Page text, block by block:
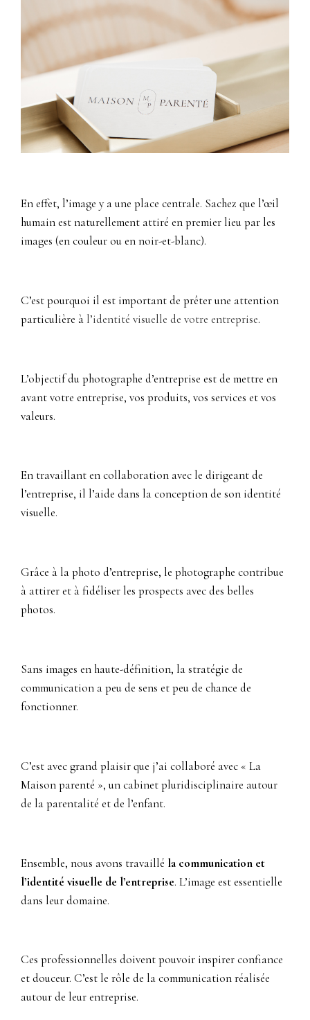
En effet, l’image y a une place centrale. Sachez que l’œil
humain est naturellement attiré en premier lieu par les
images (en couleur ou en noir-et-blanc).
C’est pourquoi il est important de prêter une attention
particulière à l’identité visuelle de votre entreprise.
L’objectif du photographe d’entreprise est de mettre en
avant votre entreprise, vos produits, vos services et vos
valeurs.
En travaillant en collaboration avec le dirigeant de
l’entreprise, il l’aide dans la conception de son identité
visuelle.
Grâce à la photo d’entreprise, le photographe contribue
à attirer et à fidéliser les prospects avec des belles
photos.
Sans images en haute-définition, la stratégie de
communication a peu de sens et peu de chance de
fonctionner.
C’est avec grand plaisir que j’ai collaboré avec « La
Maison parenté », un cabinet pluridisciplinaire autour
de la parentalité et de l’enfant.
Ensemble, nous avons travaillé la communication et
l’identité visuelle de l’entreprise. L’image est essentielle
dans leur domaine.
Ces professionnelles doivent pouvoir inspirer confiance
et douceur. C’est le rôle de la communication réalisée
autour de leur entreprise.